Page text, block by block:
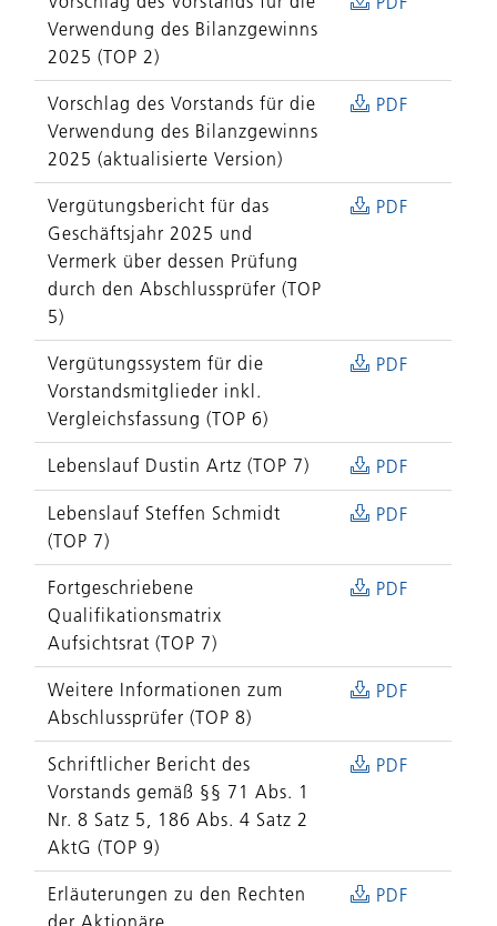
Verwendung des Bilanzgewinns
2025 (TOP 2)
Vorschlag des Vorstands für die
Verwendung des Bilanzgewinns
2025 (aktualisierte Version)
PDF
Vergütungsbericht für das
Geschäftsjahr 2025 und
Vermerk über dessen Prüfung
durch den Abschlussprüfer (TOP
5)
PDF
Vergütungssystem für die
Vorstandsmitglieder inkl.
Vergleichsfassung (TOP 6)
PDF
Lebenslauf Dustin Artz (TOP 7) PDF
Lebenslauf Steffen Schmidt
(TOP 7)
PDF
Fortgeschriebene
Qualifikationsmatrix
Aufsichtsrat (TOP 7)
PDF
Weitere Informationen zum
Abschlussprüfer (TOP 8)
PDF
Schriftlicher Bericht des
Vorstands gemäß §§ 71 Abs. 1
Nr. 8 Satz 5, 186 Abs. 4 Satz 2
AktG (TOP 9)
PDF
Erläuterungen zu den Rechten
der Aktionäre
PDF